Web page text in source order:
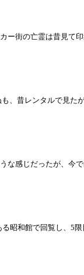
ー街の亡霊は昔見て
、昔レンタルで見た
な感じだったが、今
昭和館で回覧し、5